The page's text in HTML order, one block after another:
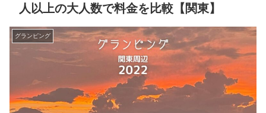
人以上の大人数で料金を比較【関東】
グランピング